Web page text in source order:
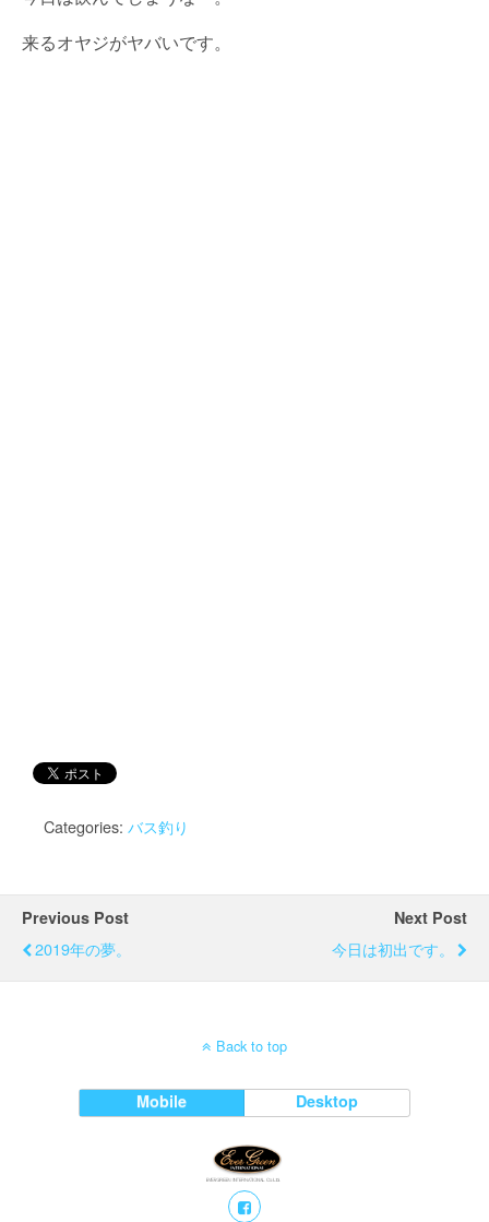
来るオヤジがヤバいです。
Categories: バス釣り
Previous Post
2019年の夢。
Next Post
今日は初出です。
Back to top
Mobile Desktop